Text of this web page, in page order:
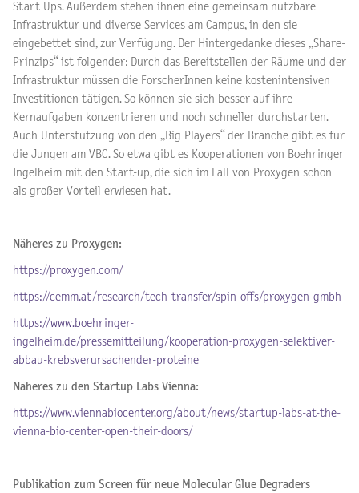
Start Ups. Außerdem stehen ihnen eine gemeinsam nutzbare
Infrastruktur und diverse Services am Campus, in den sie
eingebettet sind, zur Verfügung. Der Hintergedanke dieses „Share-
Prinzips“ ist folgender: Durch das Bereitstellen der Räume und der
Infrastruktur müssen die ForscherInnen keine kostenintensiven
Investitionen tätigen. So können sie sich besser auf ihre
Kernaufgaben konzentrieren und noch schneller durchstarten.
Auch Unterstützung von den „Big Players“ der Branche gibt es für
die Jungen am VBC. So etwa gibt es Kooperationen von Boehringer
Ingelheim mit den Start-up, die sich im Fall von Proxygen schon
als großer Vorteil erwiesen hat.
Näheres zu Proxygen:
https://proxygen.com/
https://cemm.at/research/tech-transfer/spin-offs/proxygen-gmbh
https://www.boehringer-
ingelheim.de/pressemitteilung/kooperation-proxygen-selektiver-
abbau-krebsverursachender-proteine
Näheres zu den Startup Labs Vienna:
https://www.viennabiocenter.org/about/news/startup-labs-at-the-
vienna-bio-center-open-their-doors/
Publikation zum Screen für neue Molecular Glue Degraders